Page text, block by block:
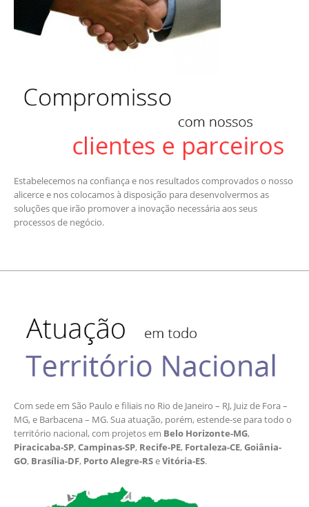
Estabelecemos na confiança e nos resultados comprovados o nosso
alicerce e nos colocamos à disposição para desenvolvermos as
soluções que irão promover a inovação necessária aos seus
processos de negócio.
Com sede em São Paulo e filiais no Rio de Janeiro – RJ, Juiz de Fora –
MG, e Barbacena – MG. Sua atuação, porém, estende-se para todo o
território nacional, com projetos em Belo Horizonte-MG,
Piracicaba-SP,Campinas-SP, Recife-PE, Fortaleza-CE,Goiânia-
GO, Brasília-DF, Porto Alegre-RSeVitória-ES.